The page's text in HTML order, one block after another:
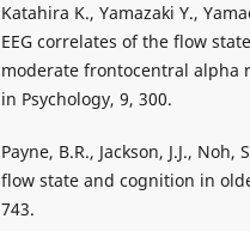
Katahira K., Yamazaki Y.,
EEG correlates of the flow
moderate frontocentral alpha
in Psychology, 9, 300.
Payne, B.R., Jackson, J.J.,
flow state and cognition in
743.